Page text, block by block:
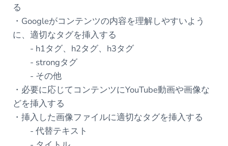
る
・Googleがコンテンツの内容を理解しやすいよう
に、適切なタグを挿入する
- h1タグ、h2タグ、h3タグ
- strongタグ
- その他
・必要に応じてコンテンツにYouTube動画や画像な
どを挿入する
・挿入した画像ファイルに適切なタグを挿入する
- 代替テキスト